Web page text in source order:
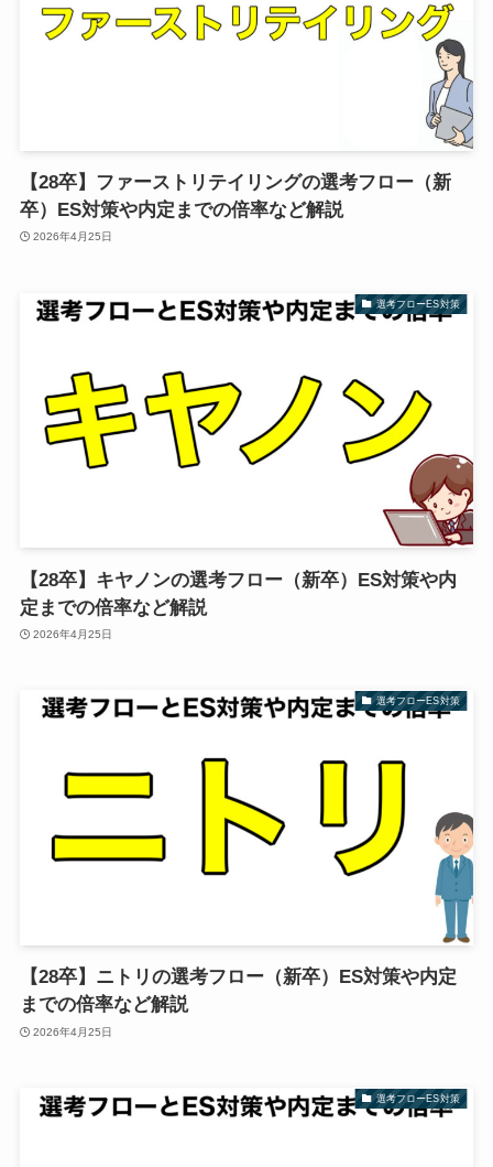
【28卒】ファーストリテイリングの選考フロー（新
卒）ES対策や内定までの倍率など解説
2026年4月25日
選考フローES対策
【28卒】キヤノンの選考フロー（新卒）ES対策や内
定までの倍率など解説
2026年4月25日
選考フローES対策
【28卒】ニトリの選考フロー（新卒）ES対策や内定
までの倍率など解説
2026年4月25日
選考フローES対策